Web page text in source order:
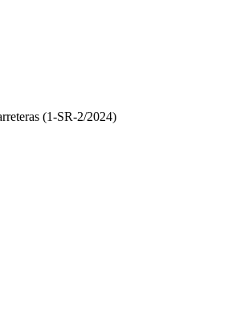
(1-SR-2/2024)